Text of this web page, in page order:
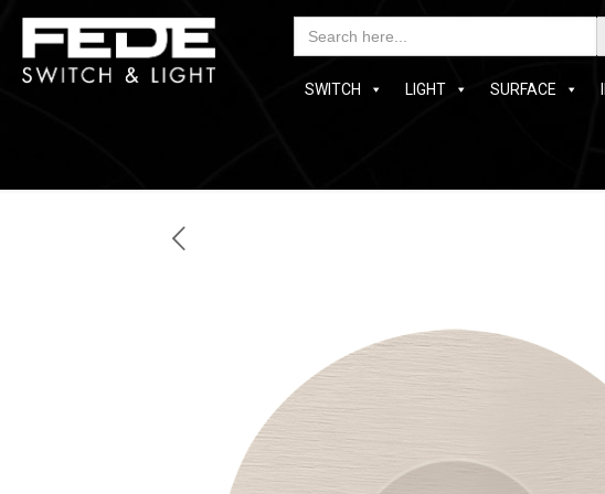
Search
SWITCH LIGHT SURFACE